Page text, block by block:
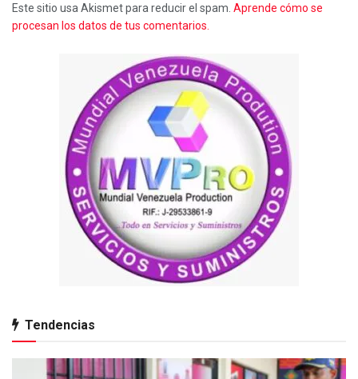
Este sitio usa Akismet para reducir el spam. Aprende cómo se
procesan los datos de tus comentarios.
Tendencias